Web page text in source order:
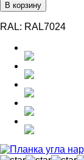
В корзину
RAL: RAL7024